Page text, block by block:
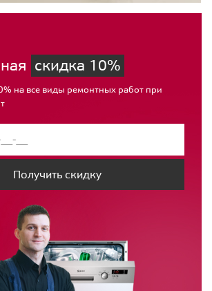
скидка 10%
на все виды ремонтных работ при
Получить скидку